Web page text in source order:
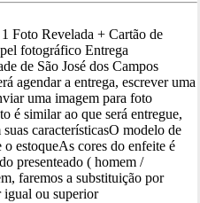
Foto Revelada + Cartão de
fotográfico Entrega
de São José dos Campos
agendar a entrega, escrever uma
uma imagem para foto
é similar ao que será entregue,
característicasO modelo de
o estoqueAs cores do enfeite é
presenteado ( homem /
faremos a substituição por
igual ou superior